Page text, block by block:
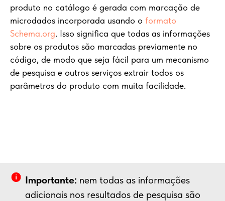
produto no catálogo é gerada com marcação de
microdados incorporada usando o formato
Schema.org. Isso significa que todas as informações
sobre os produtos são marcadas previamente no
código, de modo que seja fácil para um mecanismo
de pesquisa e outros serviços extrair todos os
parâmetros do produto com muita facilidade.
Importante: nem todas as informações
adicionais nos resultados de pesquisa são